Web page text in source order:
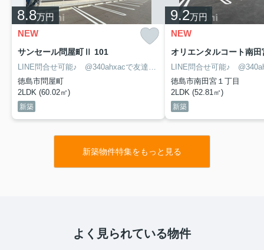
8.8万円
NEW
サンセール問屋町Ⅱ 101
LINE問合せ可能♪ @340ahxacで友達検索して下さい
徳島市問屋町
2LDK (60.02㎡)
新築
9.2万円
NEW
オリエンタルコート南田
徳島市南田宮１丁目
2LDK (52.81㎡)
新築
新築物件特集をもっと見る
よく見られている物件